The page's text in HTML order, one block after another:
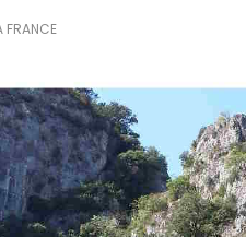
FRANCE